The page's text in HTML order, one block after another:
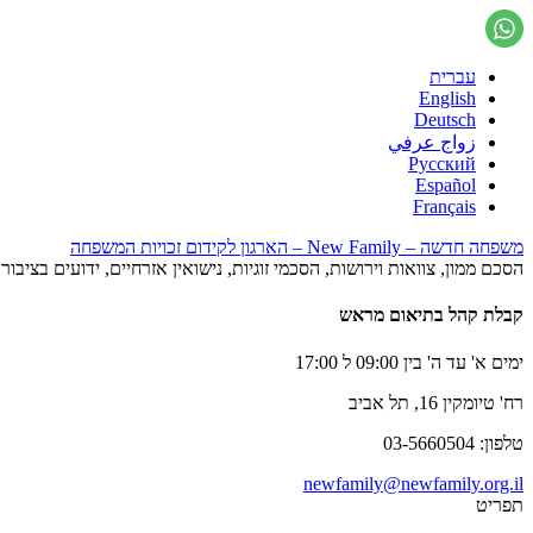
עברית
English
Deutsch
زواج عرفي
Русский
Español
Français
משפחה חדשה – New Family – הארגון לקידום זכויות המשפחה
הסכם ממון, צוואות וירושות, הסכמי זוגיות, נישואין אזרחיים, ידועים
קבלת קהל בתיאום מראש
ימים א' עד ה' בין 09:00 ל 17:00
רח' טיומקין 16, תל אביב
טלפון: 03-5660504
newfamily@newfamily.org.il
תפריט